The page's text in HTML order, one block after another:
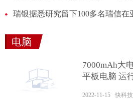
电脑
7000mAh大
平板电脑 运
2022-11-15 快科技